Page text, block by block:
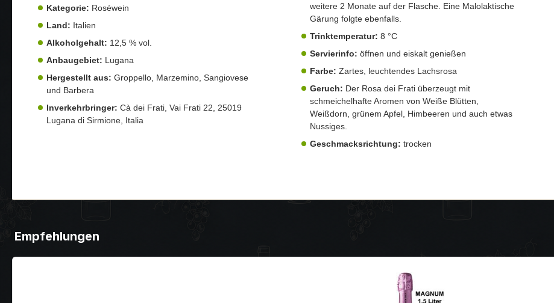
Kategorie: Roséwein
Land: Italien
Alkoholgehalt: 12,5 % vol.
Anbaugebiet: Lugana
Hergestellt aus: Groppello, Marzemino, Sangiovese
und Barbera
Inverkehrbringer: Cà dei Frati, Vai Frati 22, 25019
Lugana di Sirmione, Italia
weitere 2 Monate auf der Flasche. Eine Malolaktische
Gärung folgte ebenfalls.
Trinktemperatur: 8 °C
Servierinfo: öffnen und eiskalt genießen
Farbe: Zartes, leuchtendes Lachsrosa
Geruch: Der Rosa dei Frati überzeugt mit
schmeichelhafte Aromen von Weiße Blütten,
Weißdorn, grünem Apfel, Himbeeren und auch etwas
Nussiges.
Geschmacksrichtung: trocken
Empfehlungen